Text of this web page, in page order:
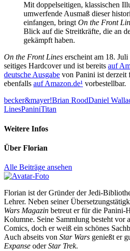
Mit doppelseitigen, klassischen
umwerfende Ausmaß dieser
einfangen, bringtOn the Front
Blick auf die Streitkräfte, die an
gekämpft haben.
On the Front Lines erscheint am 18.
seitiges Hardcover und ist bereits auf
deutsche Ausgabe von Panini ist derzeit
ebenfalls auf Amazon.de¹ vorbestellbar.
becker&mayer!Brian RoodDaniel
LinesPaniniTitan
Weitere Infos
Über Florian
Alle Beiträge ansehen
Florian ist der Gründer der Jedi-
Lehrer. Neben seiner
Wars Magazin betreut er für die
Kolumne. Seine Sammlung besteht vor
Comics, doch er weiß ein schönes
Auch abseits von Star Wars genießt er
Expanse oderStar Trek.